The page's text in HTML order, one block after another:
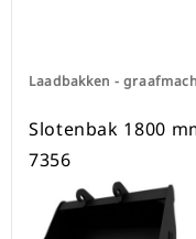
Laadbakken -
Slotenbak 1800
7356